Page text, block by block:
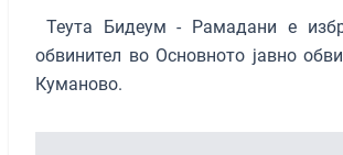
Теута Бидеум - Рамадани е
обвинител во Основното јавно
Куманово.